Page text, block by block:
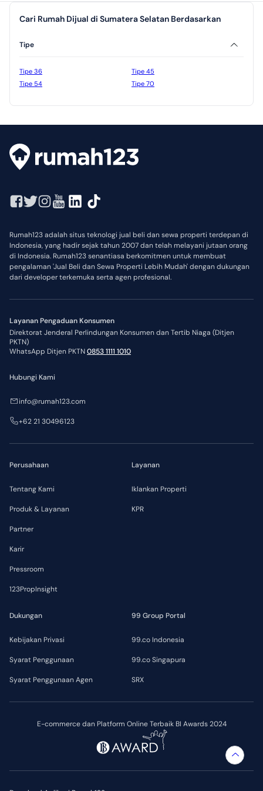
Cari Rumah Dijual di Sumatera Selatan Berdasarkan
Tipe
Tipe 36
Tipe 45
Tipe 54
Tipe 70
Rumah123 adalah situs teknologi jual beli dan sewa properti terdepan di
Indonesia, yang hadir sejak tahun 2007 dan telah melayani jutaan orang
di Indonesia. Rumah123 senantiasa berkomitmen untuk membuat
pengalaman 'Jual Beli dan Sewa Properti Lebih Mudah' dengan dukungan
dari developer terkemuka serta agen profesional.
Layanan Pengaduan Konsumen
Direktorat Jenderal Perlindungan Konsumen dan Tertib Niaga (Ditjen
PKTN)
WhatsApp Ditjen PKTN0853 1111 1010
E-commerce dan Platform Online Terbaik BI Awards 2024
Perusahaan
Tentang Kami
Produk & Layanan
Partner
Karir
Pressroom
123PropInsight
Layanan
Iklankan Properti
KPR
Dukungan
Kebijakan Privasi
Syarat Penggunaan
Syarat Penggunaan Agen
99 Group Portal
99.co Indonesia
99.co Singapura
SRX
Hubungi Kami
info@rumah123.com
+62 21 30496123